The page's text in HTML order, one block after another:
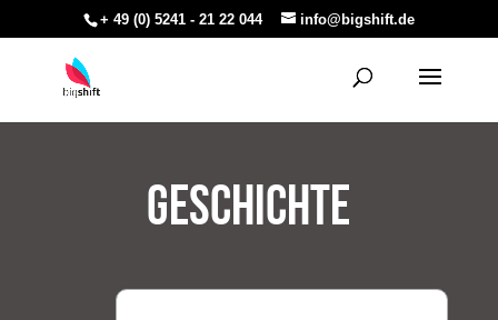
+ 49 (0) 5241 - 21 22 044 info@bigshift.de
Geschichte